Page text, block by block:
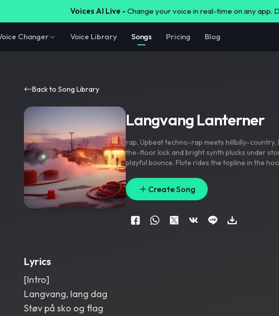
Voices AI Live - Change your voice in real-time on any app.
Changer Voice Library Songs Pricing Blog
Back to Song Library
Langvang Lanterner
rap, Upbeat techno-rap meets hillbilly-country,
the-floor kick and bright synth plucks under
playful bounce. Flute rides the topline in the
spoken
half-rapped with humorous
along gang vocals and harmonies
before the final hook.,techno
Create Song
Lyrics
[Intro]
Langvang, lang dag
Støv på sko og flag